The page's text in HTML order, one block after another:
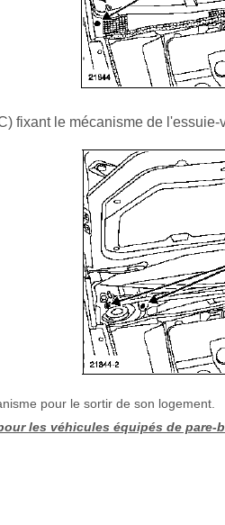
fixant le mécanisme de l'essuie-
pour le sortir de son logement.
les véhicules équipés de pare-